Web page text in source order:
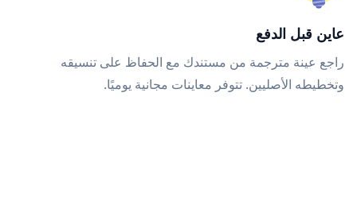
عاين قبل الدفع
راجع عينة مترجمة من مستندك مع الحفاظ على تنسيقه
وتخطيطه الأصليين. تتوفر معاينات مجانية يوميًا.